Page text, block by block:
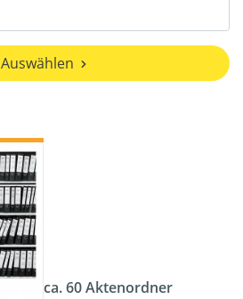
Auswählen
ca. 60 Aktenordner